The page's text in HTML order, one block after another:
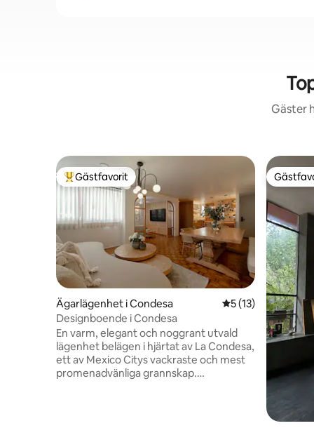
Gäster
Populär gästfavorit
Gästfavorit
Ägarlägenhet i Condesa 5 av 5 i
5 (13)
Designboende i Condesa
En varm, elegant och noggrant utvald
lägenhet belägen i hjärtat av La Condesa,
ett av Mexico Citys vackraste och mest
promenadvänliga grannskap.